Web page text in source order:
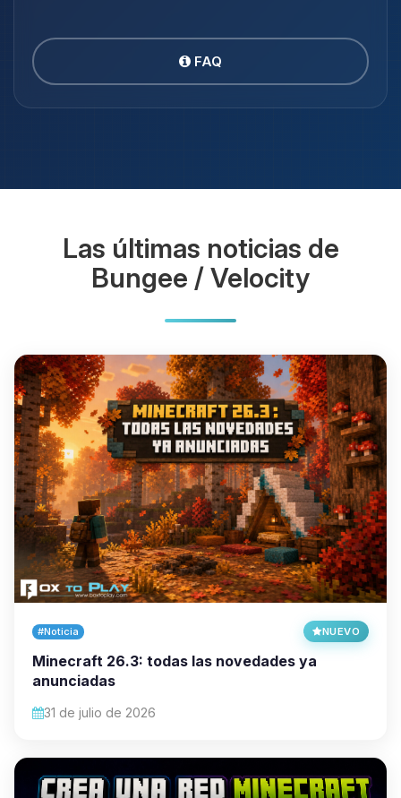
FAQ
Las últimas noticias de
Bungee / Velocity
#Noticia NUEVO
Minecraft 26.3: todas las novedades ya
anunciadas
31 de julio de 2026